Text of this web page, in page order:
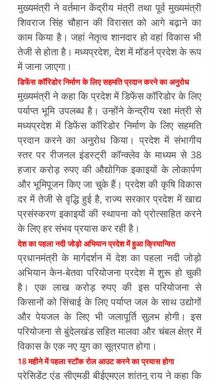
मुख्यमंत्री ने वर्तमान केंद्रीय मंत्री तथा पूर्व मुख्यमंत्री
शिवराज सिंह चौहान की विरासत को आगे बढ़ाने का
काम किया है। जहां नेतृत्व शानदार हो वहां विकास भी
तेजी से होता है। मध्यप्रदेश, देश में मॉडर्न प्रदेश के रूप
में जाना जाएगा।
डिफेंस कॉरिडोर निर्माण के लिए सहमति प्रदान करने का अनुरोध
मुख्यमंत्री ने कहा कि प्रदेश में डिफेंस कॉरिडोर के लिए
पर्याप्त भूमि उपलब्ध है। उन्होंने केन्द्रीय रक्षा मंत्री से
मध्यप्रदेश में डिफेंस कॉरिडोर निर्माण के लिए सहमति
प्रदान करने का अनुरोध किया। प्रदेश में संभागीय
स्तर पर रीजनल इंडस्ट्री कॉन्क्लेव के माध्यम से 38
हजार करोड़ रुपए की औद्योगिक इकाइयों के लोकार्पण
और भूमिपूजन किए जा चुके हैं। प्रदेश की कृषि विकास
दर में तेजी से वृद्धि हुई है, राज्य सरकार प्रदेश में खाद्य
प्रसंस्करण इकाइयों की स्थापना को प्रोत्साहित करने
के लिए हर संभव प्रयास कर रही है।
देश का पहला नदी जोड़ो अभियान प्रदेश में हुआ क्रियान्वित
प्रधानमंत्री के मार्गदर्शन में देश का पहला नदी जोड़ो
अभियान केन-बेतवा परियोजना प्रदेश में शुरू हो चुकी
है। एक लाख करोड़ रुपए की इस परियोजना से
किसानों को सिंचाई के लिए पर्याप्त जल के साथ उद्योगों
और पेयजल के लिए भी जलापूर्ति सुलभ होगी। इस
परियोजना से बुंदेलखंड सहित मालवा और चंबल क्षेत्र में
विकास के एक नए युग का सूत्रपात होगा।
18 महीने में पहला स्टॉक रोल आउट करने का प्रयास होगा
प्रेसिडेंट एंड सीएमडी बीईएमएल शांतनु राय ने कहा कि